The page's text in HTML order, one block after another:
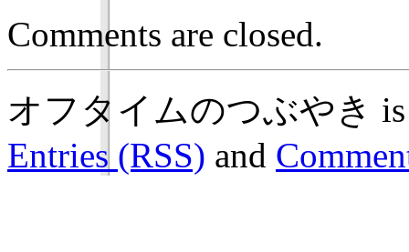
Comments are closed.
オフタイムのつぶやき
Entries (RSS) and